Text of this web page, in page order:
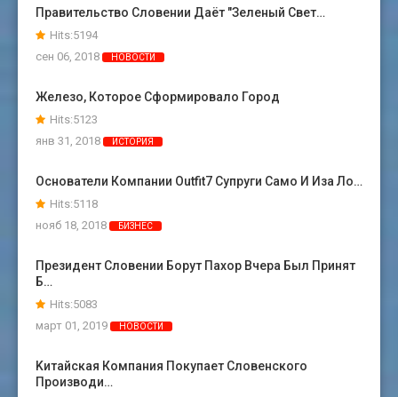
Правительство Словении Даёт "зеленый Свет…
Hits:5194
сен 06, 2018
НОВОСТИ
Железо, Которое Сформировало Город
Hits:5123
янв 31, 2018
ИСТОРИЯ
Основатели Компании Outfit7 Супруги Само И Иза Ло…
Hits:5118
нояб 18, 2018
БИЗНЕС
Президент Словении Борут Пахор Вчера Был Принят
Б…
Hits:5083
март 01, 2019
НОВОСТИ
Kитайская Компания Покупает Словенского
Производи…